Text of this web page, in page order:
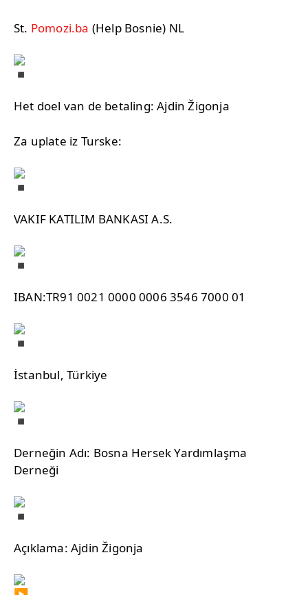
St. Pomozi.ba (Help Bosnie) NL
Het doel van de betaling: Ajdin Žigonja
Za uplate iz Turske:
VAKIF KATILIM BANKASI A.S.
IBAN:TR91 0021 0000 0006 3546 7000 01
İstanbul, Türkiye
Derneğin Adı: Bosna Hersek Yardımlaşma
Derneği
Açıklama: Ajdin Žigonja